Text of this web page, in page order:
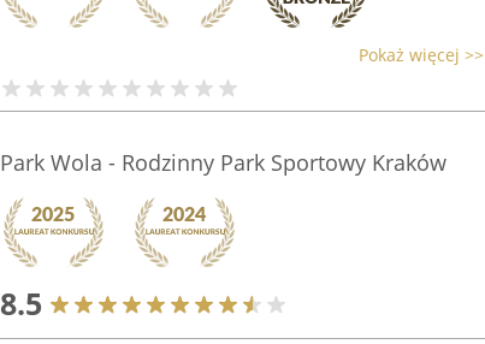
Pokaż więcej >>
Park Wola - Rodzinny Park Sportowy Kraków
8.5